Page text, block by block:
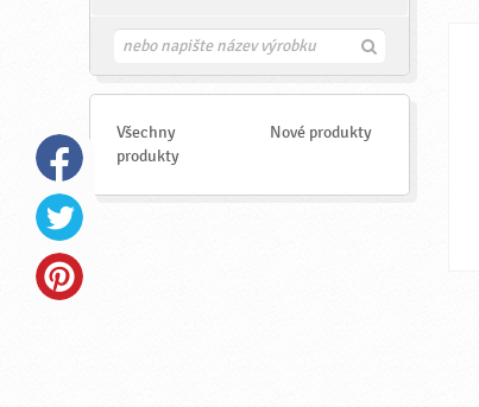
H
a
Všechny
produkty
Nové produkty